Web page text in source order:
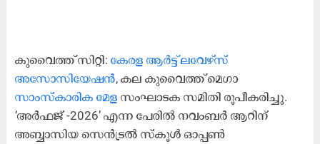
കുവൈത്ത് സിറ്റി: കേരള ആർട്ട് ലവേഴ്സ്
അസോസിയേഷൻ, കല കുവൈത്ത് മെഗാ
സാംസ്‌കാരിക മേള സംഘാടക സമിതി രൂപീകരിച്ചു.
‘അർഫജ് -2026’ എന്ന പേരിൽ നവംബർ ആറിന്
അബ്ബാസിയ സെൻട്രൽ സ്കൂൾ ഓപ്പൺ